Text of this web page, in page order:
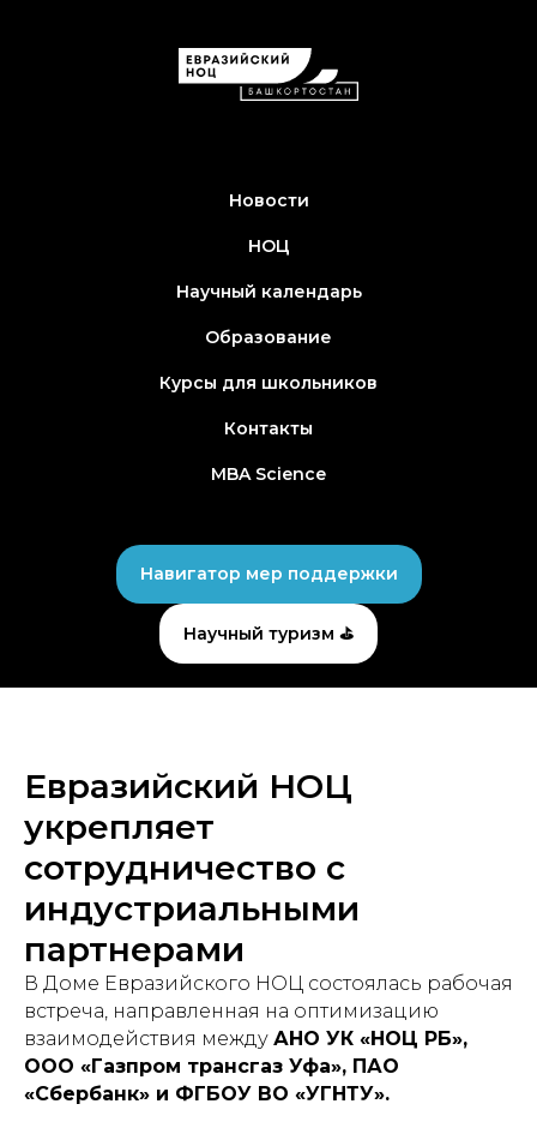
Новости
НОЦ
Научный календарь
Образование
Курсы для школьников
Контакты
MBA Science
Навигатор мер поддержки
Научный туризм ⛳
Евразийский НОЦ
укрепляет
сотрудничество с
индустриальными
партнерами
В Доме Евразийского НОЦ состоялась рабочая
встреча, направленная на оптимизацию
взаимодействия между АНО УК «НОЦ РБ»,
ООО «Газпром трансгаз Уфа», ПАО
«Сбербанк» и ФГБОУ ВО «УГНТУ».